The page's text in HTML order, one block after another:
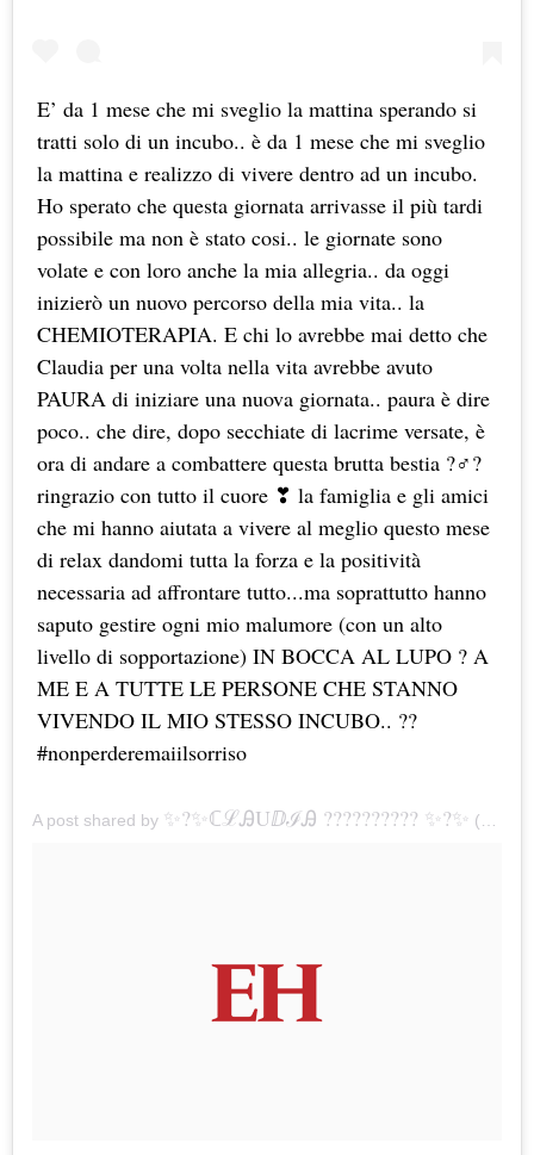
E’ da 1 mese che mi sveglio la mattina sperando si
tratti solo di un incubo.. è da 1 mese che mi sveglio
la mattina e realizzo di vivere dentro ad un incubo.
Ho sperato che questa giornata arrivasse il più tardi
possibile ma non è stato cosi.. le giornate sono
volate e con loro anche la mia allegria.. da oggi
inizierò un nuovo percorso della mia vita.. la
CHEMIOTERAPIA. E chi lo avrebbe mai detto che
Claudia per una volta nella vita avrebbe avuto
PAURA di iniziare una nuova giornata.. paura è dire
poco.. che dire, dopo secchiate di lacrime versate, è
ora di andare a combattere questa brutta bestia ?‍♂️?
ringrazio con tutto il cuore ❣ la famiglia e gli amici
che mi hanno aiutata a vivere al meglio questo mese
di relax dandomi tutta la forza e la positività
necessaria ad affrontare tutto...ma soprattutto hanno
saputo gestire ogni mio malumore (con un alto
livello di sopportazione) IN BOCCA AL LUPO ? A
ME E A TUTTE LE PERSONE CHE STANNO
VIVENDO IL MIO STESSO INCUBO.. ??
#nonperderemaiilsorriso
A post shared by ✨?✨ℂℒᎯUⅅℐᎯ ?????????? ✨?✨ (@claudia_lai_nainggolan) on